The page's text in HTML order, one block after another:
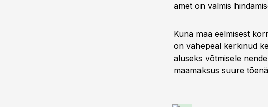
amet on valmis
Kuna maa eelmisest
on vahepeal kerkinud
aluseks võtmisele
maamaksus suure